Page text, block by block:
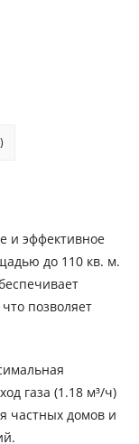
и эффективное
до 110 кв. м.
позволяет
газа (1.18 м³/ч)
частных домов и